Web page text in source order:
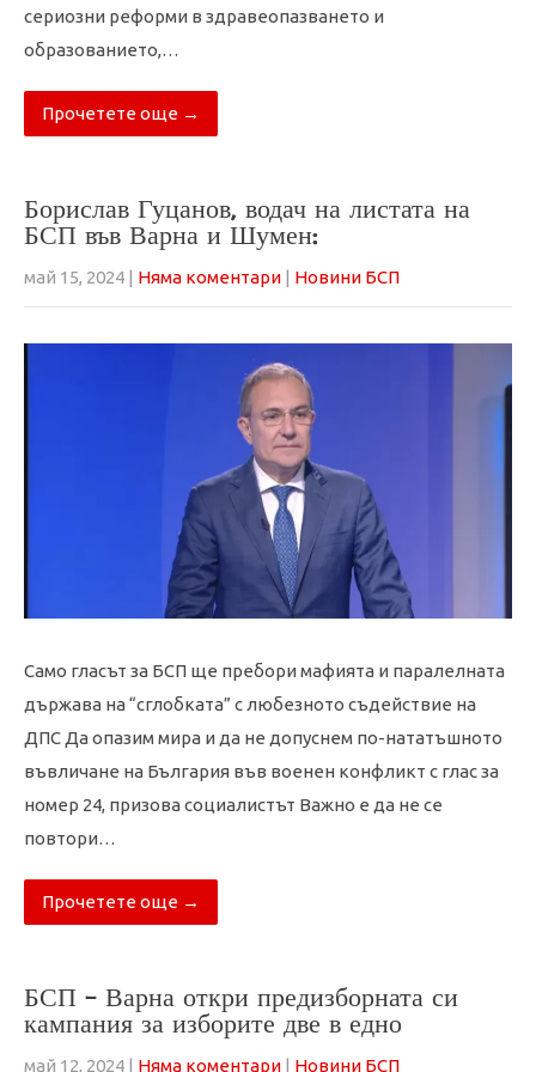
сериозни реформи в здравеопазването и
образованието,…
Прочетете още →
Борислав Гуцанов, водач на листата на
БСП във Варна и Шумен:
май 15, 2024 | Няма коментари | Новини БСП
Само гласът за БСП ще пребори мафията и паралелната
държава на “сглобката” с любезното съдействие на
ДПС Да опазим мира и да не допуснем по-нататъшното
въвличане на България във военен конфликт с глас за
номер 24, призова социалистът Важно е да не се
повтори…
Прочетете още →
БСП – Варна откри предизборната си
кампания за изборите две в едно
май 12, 2024 | Няма коментари | Новини БСП